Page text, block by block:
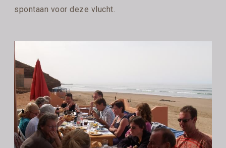
spontaan voor deze vlucht.